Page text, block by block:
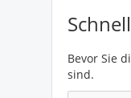
Bevor Sie
sind.